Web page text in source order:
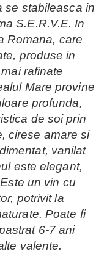
se stabileasca in
S.E.R.V.E. In
Romana, care
produse in
rafinate
Mare provine
profunda,
de soi prin
cirese amare si
vanilat
este elegant,
un vin cu
potrivit la
Poate fi
6-7 ani
valente.